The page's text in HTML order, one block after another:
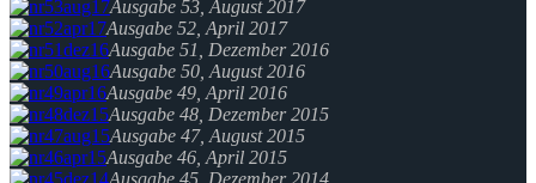
Ausgabe 53, August 2017
Ausgabe 52, April 2017
Ausgabe 51, Dezember 2016
Ausgabe 50, August 2016
Ausgabe 49, April 2016
Ausgabe 48, Dezember 2015
Ausgabe 47, August 2015
Ausgabe 46, April 2015
Ausgabe 45, Dezember 2014